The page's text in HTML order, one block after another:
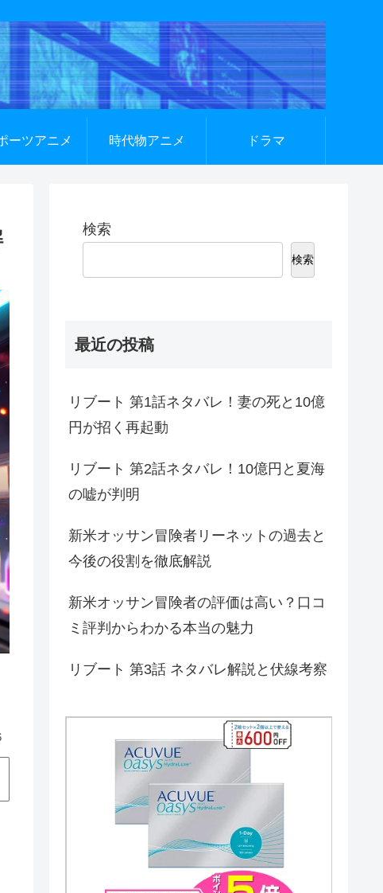
ーツアニメ 時代物アニメ ドラマ
検索
検索
最近の投稿
リブート 第1話ネタバレ！妻の死と10億
円が招く再起動
リブート 第2話ネタバレ！10億円と夏海
の嘘が判明
新米オッサン冒険者リーネットの過去と
今後の役割を徹底解説
新米オッサン冒険者の評価は高い？口コ
ミ評判からわかる本当の魅力
リブート 第3話 ネタバレ解説と伏線考察